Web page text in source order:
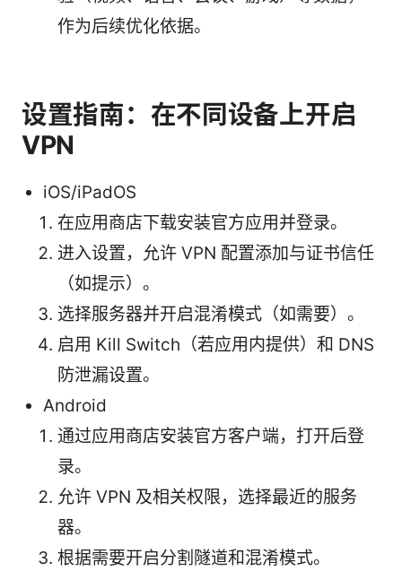
作为后续优化依据。
设置指南：在不同设备上开启
VPN
iOS/iPadOS
在应用商店下载安装官方应用并登录。
进入设置，允许 VPN 配置添加与证书信任
（如提示）。
选择服务器并开启混淆模式（如需要）。
启用 Kill Switch（若应用内提供）和 DNS
防泄漏设置。
Android
通过应用商店安装官方客户端，打开后登
录。
允许 VPN 及相关权限，选择最近的服务
器。
根据需要开启分割隧道和混淆模式。